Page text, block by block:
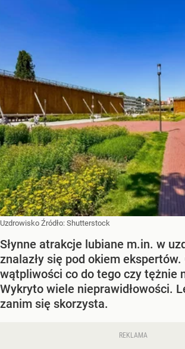
Uzdrowisko Źródło: Shutterstock
Słynne atrakcje lubiane m.in. w
znalazły się pod okiem ekspertów.
wątpliwości co do tego czy tężnie
Wykryto wiele nieprawidłowości.
zanim się skorzysta.